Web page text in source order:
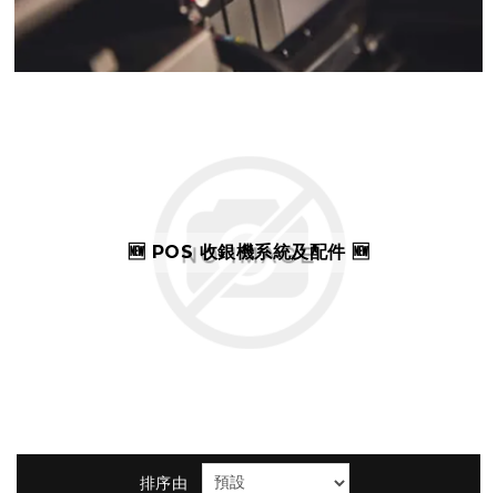
🆕 POS 收銀機系統及配件 🆕
排序由